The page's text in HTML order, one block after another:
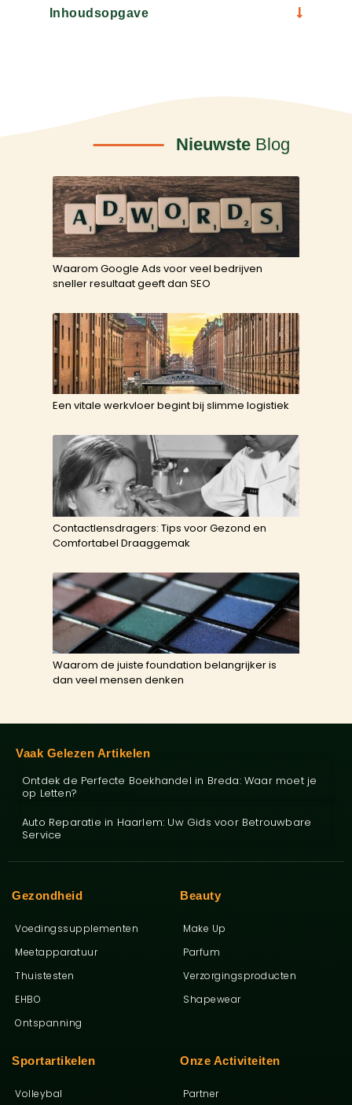
Inhoudsopgave
Nieuwste Blog
Waarom Google Ads voor veel bedrijven
sneller resultaat geeft dan SEO
Een vitale werkvloer begint bij slimme logistiek
Contactlensdragers: Tips voor Gezond en
Comfortabel Draaggemak
Waarom de juiste foundation belangrijker is
dan veel mensen denken
Onze Activiteiten
Partner
Sportartikelen
Volleybal
Beauty
Make Up
Parfum
Verzorgingsproducten
Shapewear
Gezondheid
Voedingssupplementen
Meetapparatuur
Thuistesten
EHBO
Ontspanning
Vaak Gelezen Artikelen
Ontdek de Perfecte Boekhandel in Breda: Waar moet je
op Letten?
Auto Reparatie in Haarlem: Uw Gids voor Betrouwbare
Service